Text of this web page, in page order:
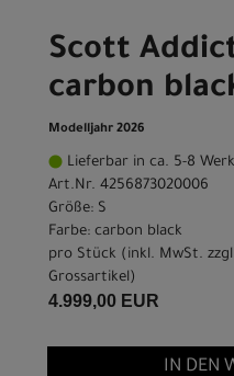
Scott
carbon
Modelljahr 2026
Lieferbar in ca. 5-8
Art.Nr. 4256873020006
Größe: S
Farbe: carbon black
pro Stück (inkl. MwSt.
Grossartikel)
4.999,00 EUR
IN DEN